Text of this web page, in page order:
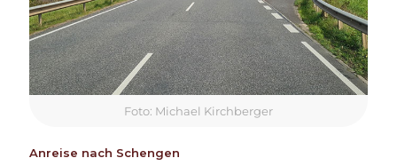
Foto: Michael Kirchberger
Anreise nach Schengen